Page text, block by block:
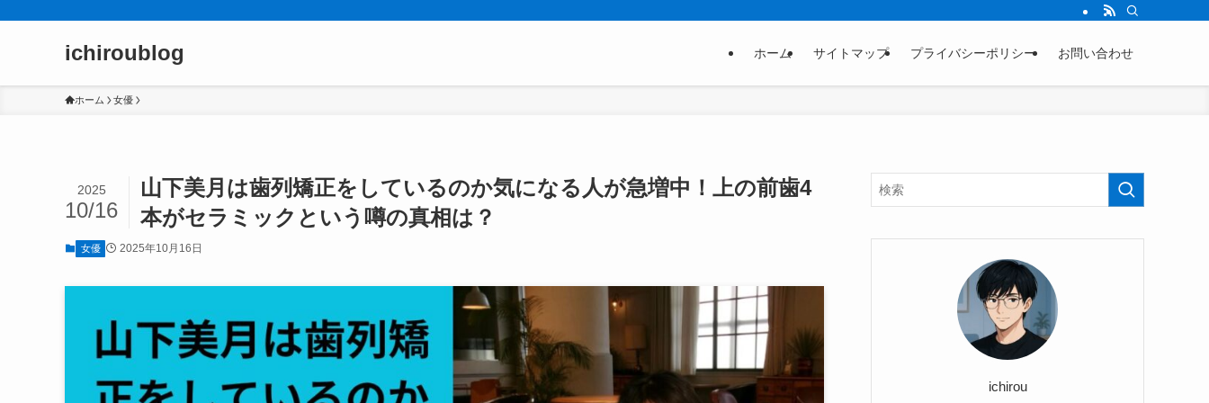
ichiroublog ホーム サイトマップ プライバシーポリシー お問い合わせ
ホーム 女優
山下美月は歯列矯正をしているのか気になる人が急増中！上の前歯4
本がセラミックという噂の真相は？
2025
10/16
女優 2025年10月16日
ichirou